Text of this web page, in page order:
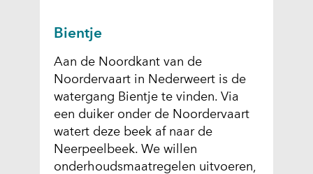
Bientje
Aan de Noordkant van de
Noordervaart in Nederweert is de
watergang Bientje te vinden. Via
een duiker onder de Noordervaart
watert deze beek af naar de
Neerpeelbeek. We willen
onderhoudsmaatregelen uitvoeren,